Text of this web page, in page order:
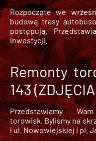
Rozpoczęte we
budową trasy
postępują.
inwestycji.
Remonty
143
Przedstawiamy
torowisk. Byliśmy na
i ul. Nowowiejskiej i pl.